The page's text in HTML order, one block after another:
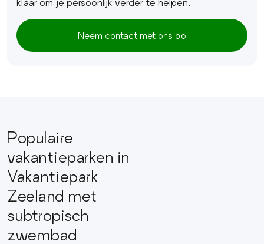
Neem contact met ons op
Populaire
vakantieparken in
Vakantiepark
Zeeland met
subtropisch
zwembad